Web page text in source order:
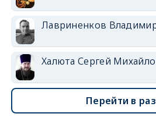
Лавриненков
Халюта Сергей
Перейти в